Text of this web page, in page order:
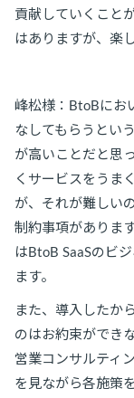
貢献していくこと
はありますが、楽
峰松様：BtoBにお
なしてもらうとい
が高いことだと思
くサービスをうま
が、それが難しい
制約事項がありま
はBtoB SaaSのビ
ます。
また、導入したか
のはお約束ができ
営業コンサルティ
を見ながら各施策